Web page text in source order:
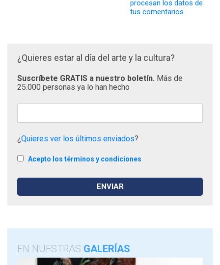
procesan los datos de
tus comentarios.
¿Quieres estar al día del arte y la cultura?
Suscríbete GRATIS a nuestro boletín. Más de
25.000 personas ya lo han hecho
¿Quieres ver los últimos enviados?
Acepto los términos y condiciones
EN NUESTRAS GALERÍAS